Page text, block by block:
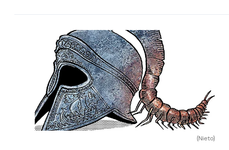
(Nieto)